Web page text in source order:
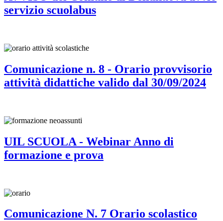
servizio scuolabus
Comunicazione n. 8 - Orario provvisorio
attività didattiche valido dal 30/09/2024
UIL SCUOLA - Webinar Anno di
formazione e prova
Comunicazione N. 7 Orario scolastico